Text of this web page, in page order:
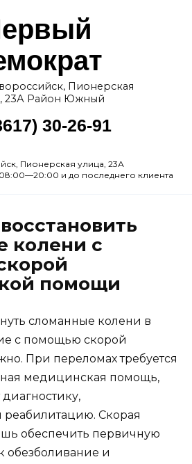
Пионерская
23А Район Южный
30-26-91
Пионерская улица, 23А
и до последнего клиента
колени с
помощи
сломанные колени в
с помощью скорой
При переломах требуется
медицинская помощь,
реабилитацию. Скорая
обеспечить первичную
обезболивание и